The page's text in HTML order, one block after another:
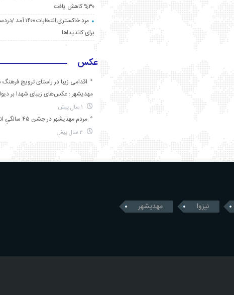
۳۰% کاهش یافت
مردِ خاکستری
برای کاندیداها
عکس
اقدامی زیبا در راستای ترویج
مهدیشهر ؛ عکس‌های زیبای شهدا بر
مردم مهدیشهر در جشن ۴۵ سالگیِ انقلاب
نیزوا مهدیشهر